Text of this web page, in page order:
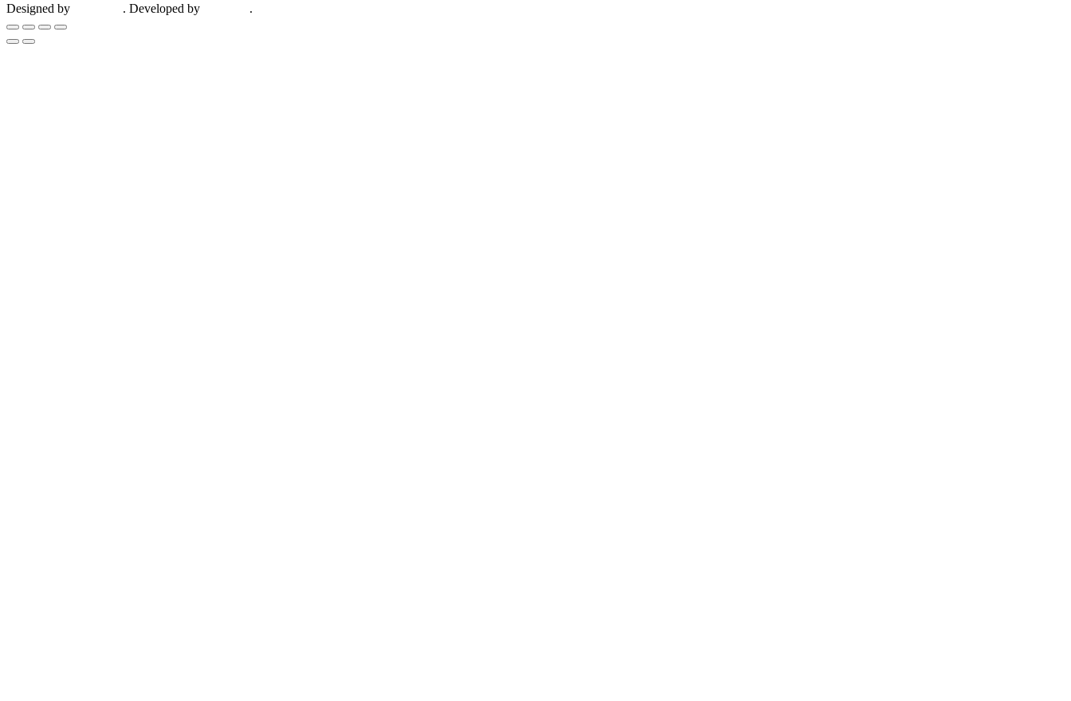
Designed by
. Developed by .